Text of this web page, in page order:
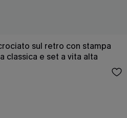
sul retro con stampa
classica e set a vita alta